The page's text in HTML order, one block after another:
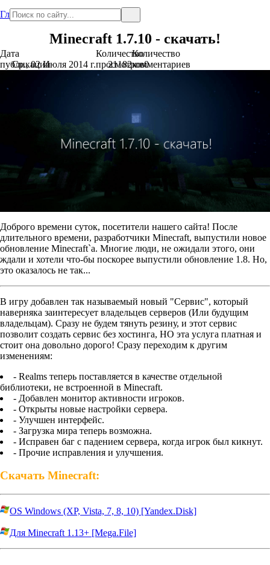
Главная
Minecraft 1.7.10 - скачать!
Дата
публикации
Ср., 02 Июля 2014 г.
Количество
просмотров
21182
Количество
комментариев
0
Доброго времени суток, посетители нашего сайта! После
длительного времени, разработчики Minecraft, выпустили новое
обновление Minecraft`a. Многие люди, не ожидали этого, они
ждали и хотели что-бы поскорее выпустили обновление 1.8. Но,
это оказалось не так...
В игру добавлен так называемый новый "Сервис", который
наверняка заинтересует владельцев серверов (Или будущим
владельцам). Сразу не будем тянуть резину, и этот сервис
позволит создать сервис без хостинга, НО эта услуга платная и
стоит она довольно дорого! Сразу переходим к другим
изменениям:
- Realms теперь поставляется в качестве отдельной
библиотеки, не встроенной в Minecraft.
- Добавлен монитор активности игроков.
- Открыты новые настройки сервера.
- Улучшен интерфейс.
- Загрузка мира теперь возможна.
- Исправен баг с падением сервера, когда игрок был кикнут.
- Прочие исправления и улучшения.
Скачать Minecraft:
OS Windows (XP, Vista, 7, 8, 10) [Yandex.Disk]
Для Minecraft 1.13+ [Mega.File]